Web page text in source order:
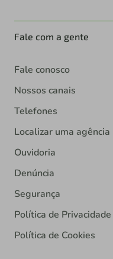
Fale com a gente
Fale conosco
Nossos canais
Telefones
Localizar uma agência
Ouvidoria
Denúncia
Segurança
Política de Privacidade
Política de Cookies